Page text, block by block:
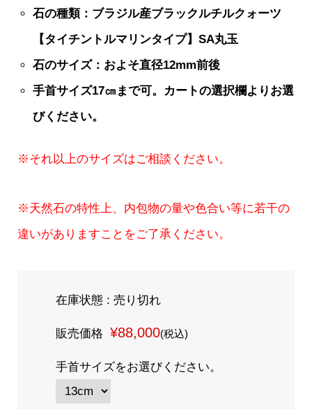
石の種類：ブラジル産ブラックルチルクォーツ
【タイチントルマリンタイプ】SA丸玉
石のサイズ：およそ直径12mm前後
手首サイズ17㎝まで可。カートの選択欄よりお選
びください。
※それ以上のサイズはご相談ください。
※天然石の特性上、内包物の量や色合い等に若干の
違いがありますことをご了承ください。
在庫状態 : 売り切れ
販売価格 ¥88,000(税込)
手首サイズをお選びください。